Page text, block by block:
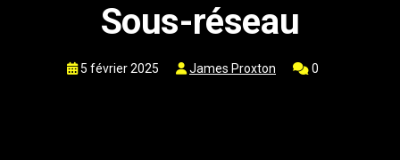
Sous-réseau
5 février 2025 James Proxton 0